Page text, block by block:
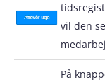
vil den
På